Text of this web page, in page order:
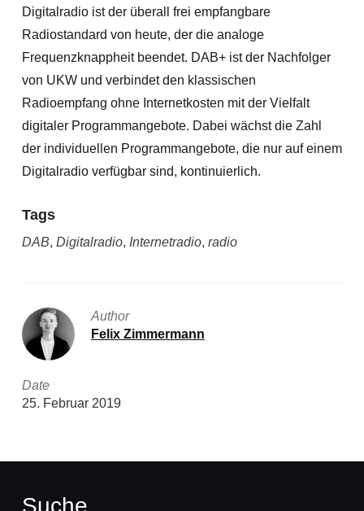
Digitalradio ist der überall frei empfangbare
Radiostandard von heute, der die analoge
Frequenzknappheit beendet. DAB+ ist der Nachfolger
von UKW und verbindet den klassischen
Radioempfang ohne Internetkosten mit der Vielfalt
digitaler Programmangebote. Dabei wächst die Zahl
der individuellen Programmangebote, die nur auf einem
Digitalradio verfügbar sind, kontinuierlich.
Tags
DAB, Digitalradio, Internetradio, radio
Author
Felix Zimmermann
Date
25. Februar 2019
Suche